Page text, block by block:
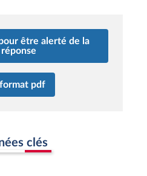
être alerté de la
réponse
pdf
clés